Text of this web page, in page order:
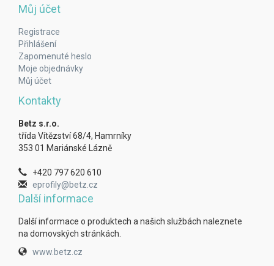
Můj účet
Registrace
Přihlášení
Zapomenuté heslo
Moje objednávky
Můj účet
Kontakty
Betz s.r.o.
třída Vítězství 68/4, Hamrníky
353 01 Mariánské Lázně
+420 797 620 610
eprofily@betz.cz
Další informace
Další informace o produktech a našich službách naleznete
na domovských stránkách.
www.betz.cz